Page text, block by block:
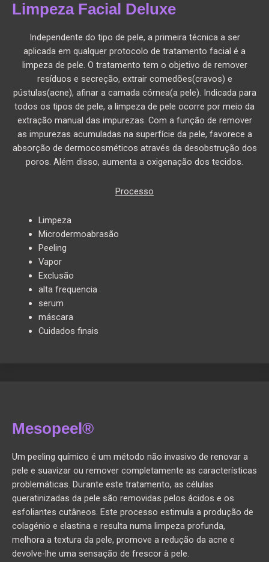
Limpeza Facial Deluxe
Independente do tipo de pele, a primeira técnica a ser
aplicada em qualquer protocolo de tratamento facial é a
limpeza de pele. O tratamento tem o objetivo de remover
resíduos e secreção, extrair comedões(cravos) e
pústulas(acne), afinar a camada córnea(a pele). Indicada para
todos os tipos de pele, a limpeza de pele ocorre por meio da
extração manual das impurezas. Com a função de remover
as impurezas acumuladas na superfície da pele, favorece a
absorção de dermocosméticos através da desobstrução dos
poros. Além disso, aumenta a oxigenação dos tecidos.
Processo
Limpeza
Microdermoabrasão
Peeling
Vapor
Exclusão
alta frequencia
serum
máscara
Cuidados finais
Mesopeel®
Um peeling químico é um método não invasivo de renovar a
pele e suavizar ou remover completamente as características
problemáticas. Durante este tratamento, as células
queratinizadas da pele são removidas pelos ácidos e os
esfoliantes cutâneos. Este processo estimula a produção de
colagénio e elastina e resulta numa limpeza profunda,
melhora a textura da pele, promove a redução da acne e
devolve-lhe uma sensação de frescor à pele.